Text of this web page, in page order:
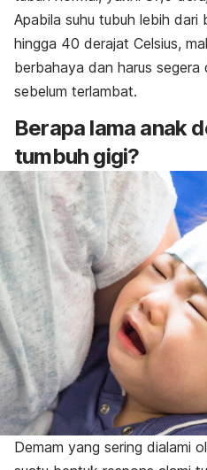
Apabila suhu tubuh lebih dari
hingga 40 derajat Celsius,
berbahaya dan harus
sebelum terlambat.
Berapa lama anak
tumbuh gigi?
Demam yang sering dialami